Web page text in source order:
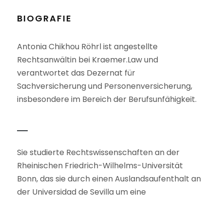
BIOGRAFIE
Antonia Chikhou Röhrl ist angestellte
Rechtsanwältin bei Kraemer.Law und
verantwortet das Dezernat für
Sachversicherung und Personenversicherung,
insbesondere im Bereich der Berufsunfähigkeit.
Sie studierte Rechtswissenschaften an der
Rheinischen Friedrich-Wilhelms-Universität
Bonn, das sie durch einen Auslandsaufenthalt an
der Universidad de Sevilla um eine